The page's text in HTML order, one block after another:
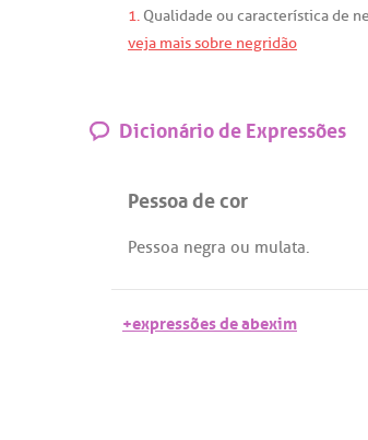
1. Qualidade ou característicade
veja mais sobre negridão
Dicionário de Expressões
Pessoa de cor
Pessoa negra ou mulata.
+expressões de abexim